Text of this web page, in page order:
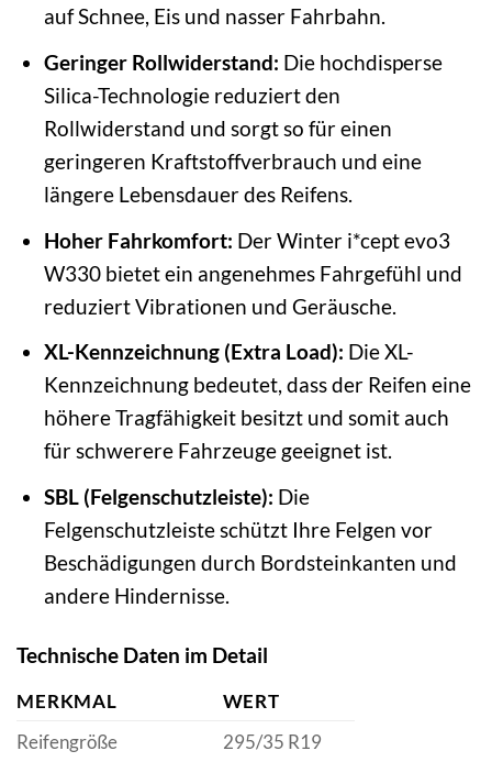
auf Schnee, Eis und nasser Fahrbahn.
Geringer Rollwiderstand: Die hochdisperse
Silica-Technologie reduziert den
Rollwiderstand und sorgt so für einen
geringeren Kraftstoffverbrauch und eine
längere Lebensdauer des Reifens.
Hoher Fahrkomfort: Der Winter i*cept evo3
W330 bietet ein angenehmes Fahrgefühl und
reduziert Vibrationen und Geräusche.
XL-Kennzeichnung (Extra Load): Die XL-
Kennzeichnung bedeutet, dass der Reifen eine
höhere Tragfähigkeit besitzt und somit auch
für schwerere Fahrzeuge geeignet ist.
SBL (Felgenschutzleiste): Die
Felgenschutzleiste schützt Ihre Felgen vor
Beschädigungen durch Bordsteinkanten und
andere Hindernisse.
Technische Daten im Detail
MERKMAL
WERT
Reifengröße
295/35 R19